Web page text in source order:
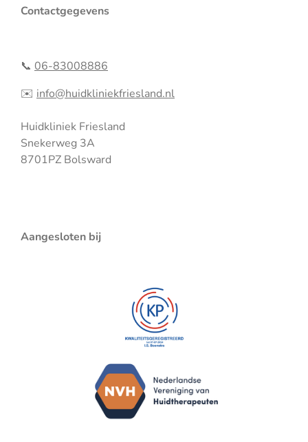
Contactgegevens
📞 06-83008886
✉️ info@huidkliniekfriesland.nl
Huidkliniek Friesland
Snekerweg 3A
8701PZ Bolsward
Aangesloten bij